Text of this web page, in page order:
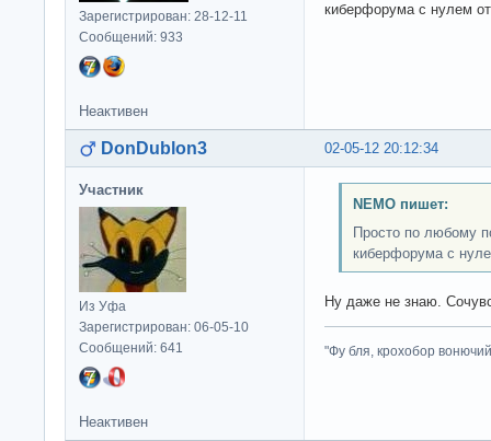
Зарегистрирован: 28-12-11
Сообщений: 933
киберфорума с нулем
Неактивен
02-05-12 20:12:34
DonDublon3
Участник
Из Уфа
Зарегистрирован: 06-05-10
Сообщений: 641
NEMO пишет:
Просто по любому
киберфорума с
Ну даже не знаю.
"Фу бля, крохобор
Неактивен